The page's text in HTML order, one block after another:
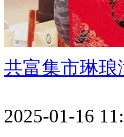
共富集市琳琅
2025-01-16